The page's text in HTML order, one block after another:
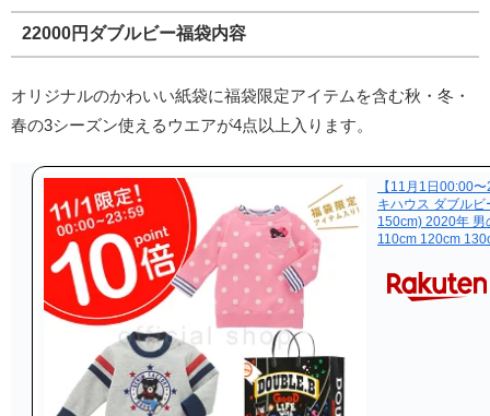
22000円ダブルビー福袋内容
オリジナルのかわいい紙袋に福袋限定アイテムを含む秋・冬・
春の3シーズン使えるウエアが4点以上 入ります。
【11月1日00:00
キハウス ダブル
150cm) 2020年
110cm 120cm